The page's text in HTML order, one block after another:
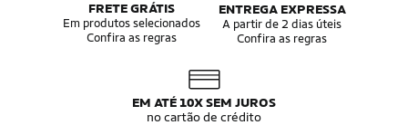
FRETE GRÁTIS
Em produtos selecionados
Confira as regras
ENTREGA EXPRESSA
A partir de 2 dias úteis
Confira as regras
EM ATÉ 10X SEM JUROS
no cartão de crédito